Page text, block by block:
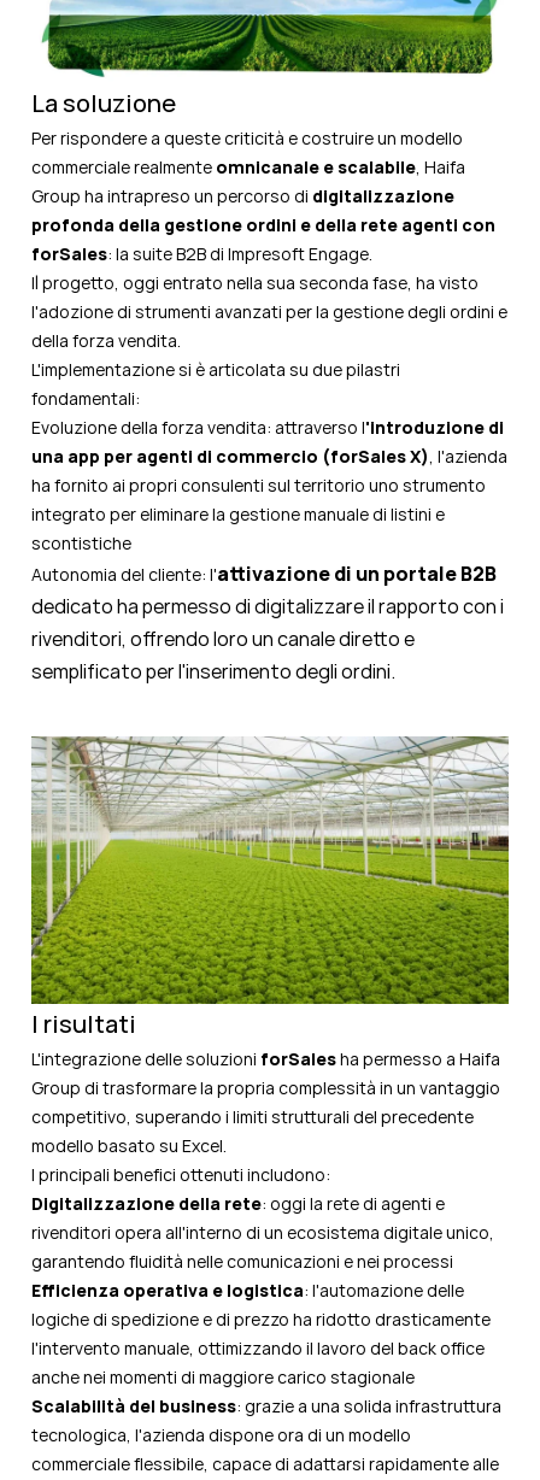
La soluzione
Per rispondere a queste criticità e costruire un modello
commerciale realmente omnicanale e scalabile, Haifa
Group ha intrapreso un percorso di digitalizzazione
profonda della gestione ordini e della rete agenti con
forSales: la suite B2B di Impresoft Engage.
Il progetto, oggi entrato nella sua seconda fase, ha visto
l'adozione di strumenti avanzati per la gestione degli ordini e
della forza vendita.
L'implementazione si è articolata su due pilastri
fondamentali:
Evoluzione della forza vendita: attraverso l'introduzione di
una app per agenti di commercio (forSales X), l'azienda
ha fornito ai propri consulenti sul territorio uno strumento
integrato per eliminare la gestione manuale di listini e
scontistiche
Autonomia del cliente: l'attivazione di un portale B2B
dedicato ha permesso di digitalizzare il rapporto con i
rivenditori, offrendo loro un canale diretto e
semplificato per l'inserimento degli ordini.
I risultati
L'integrazione delle soluzioni forSalesha permesso a Haifa
Group di trasformare la propria complessità in un vantaggio
competitivo, superando i limiti strutturali del precedente
modello basato su Excel.
I principali benefici ottenuti includono:
Digitalizzazione della rete: oggi la rete di agenti e
rivenditori opera all'interno di un ecosistema digitale unico,
garantendo fluidità nelle comunicazioni e nei processi
Efficienza operativa e logistica: l'automazione delle
logiche di spedizione e di prezzo ha ridotto drasticamente
l'intervento manuale, ottimizzando il lavoro del back office
anche nei momenti di maggiore carico stagionale
Scalabilità del business: grazie a una solida infrastruttura
tecnologica, l'azienda dispone ora di un modello
commerciale flessibile, capace di adattarsi rapidamente alle